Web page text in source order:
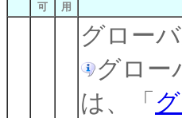
可
用
グロー
グロー
は、「